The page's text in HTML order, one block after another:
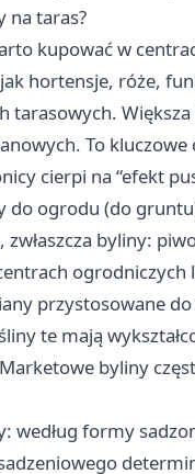
na taras?
kupować w
hortensje, róże,
tarasowych.
To
cierpi na “efekt
do ogrodu (do
byliny:
przystosowane
te mają
byliny
według formy